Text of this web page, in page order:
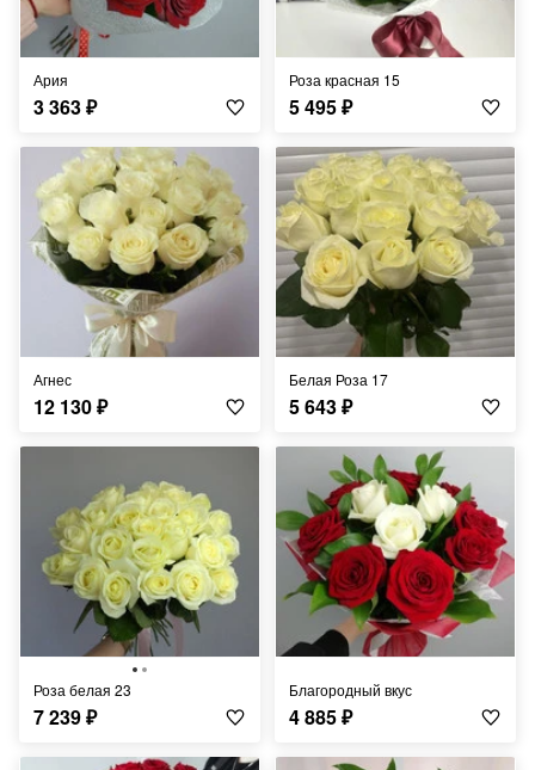
Ария
3 363₽
Роза красная 15
5 495₽
Агнес
12 130₽
Белая Роза 17
5 643₽
Роза белая 23
7 239₽
Благородный вкус
4 885₽